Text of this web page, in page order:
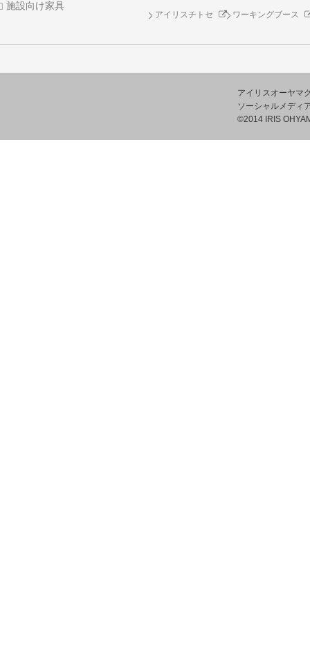
施設向け家具
アイリスチトセ ワーキングブース
アイリスオーヤマ
ソーシャルメディ
©2014 IRIS